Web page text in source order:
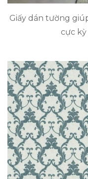
Giấy dán tường
cực